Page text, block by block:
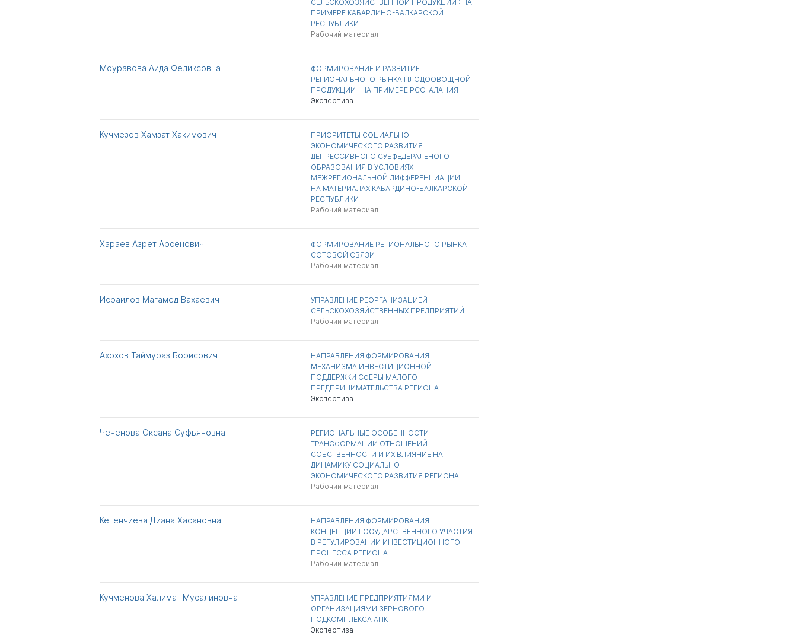
СЕЛЬСКОХОЗЯЙСТВЕННОЙ ПРОДУКЦИИ : НА
ПРИМЕРЕ КАБАРДИНО-БАЛКАРСКОЙ
РЕСПУБЛИКИ
Рабочий материал
Моуравова Аида Феликсовна
ФОРМИРОВАНИЕ И РАЗВИТИЕ
РЕГИОНАЛЬНОГО РЫНКА ПЛОДООВОЩНОЙ
ПРОДУКЦИИ : НА ПРИМЕРЕ РСО-АЛАНИЯ
Экспертиза
Кучмезов Хамзат Хакимович
ПРИОРИТЕТЫ СОЦИАЛЬНО-
ЭКОНОМИЧЕСКОГО РАЗВИТИЯ
ДЕПРЕССИВНОГО СУБФЕДЕРАЛЬНОГО
ОБРАЗОВАНИЯ В УСЛОВИЯХ
МЕЖРЕГИОНАЛЬНОЙ ДИФФЕРЕНЦИАЦИИ :
НА МАТЕРИАЛАХ КАБАРДИНО-БАЛКАРСКОЙ
РЕСПУБЛИКИ
Рабочий материал
Хараев Азрет Арсенович
ФОРМИРОВАНИЕ РЕГИОНАЛЬНОГО РЫНКА
СОТОВОЙ СВЯЗИ
Рабочий материал
Исраилов Магамед Вахаевич
УПРАВЛЕНИЕ РЕОРГАНИЗАЦИЕЙ
СЕЛЬСКОХОЗЯЙСТВЕННЫХ ПРЕДПРИЯТИЙ
Рабочий материал
Ахохов Таймураз Борисович
НАПРАВЛЕНИЯ ФОРМИРОВАНИЯ
МЕХАНИЗМА ИНВЕСТИЦИОННОЙ
ПОДДЕРЖКИ СФЕРЫ МАЛОГО
ПРЕДПРИНИМАТЕЛЬСТВА РЕГИОНА
Экспертиза
Чеченова Оксана Суфьяновна
РЕГИОНАЛЬНЫЕ ОСОБЕННОСТИ
ТРАНСФОРМАЦИИ ОТНОШЕНИЙ
СОБСТВЕННОСТИ И ИХ ВЛИЯНИЕ НА
ДИНАМИКУ СОЦИАЛЬНО-
ЭКОНОМИЧЕСКОГО РАЗВИТИЯ РЕГИОНА
Рабочий материал
Кетенчиева Диана Хасановна
НАПРАВЛЕНИЯ ФОРМИРОВАНИЯ
КОНЦЕПЦИИ ГОСУДАРСТВЕННОГО УЧАСТИЯ
В РЕГУЛИРОВАНИИ ИНВЕСТИЦИОННОГО
ПРОЦЕССА РЕГИОНА
Рабочий материал
Кучменова Халимат Мусалиновна
УПРАВЛЕНИЕ ПРЕДПРИЯТИЯМИ И
ОРГАНИЗАЦИЯМИ ЗЕРНОВОГО
ПОДКОМПЛЕКСА АПК
Экспертиза